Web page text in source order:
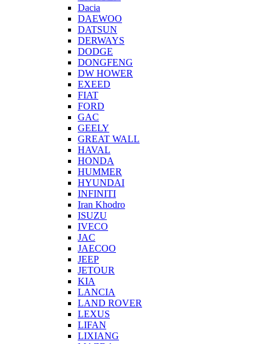
Dacia
DAEWOO
DATSUN
DERWAYS
DODGE
DONGFENG
DW HOWER
EXEED
FIAT
FORD
GAC
GEELY
GREAT WALL
HAVAL
HONDA
HUMMER
HYUNDAI
INFINITI
Iran Khodro
ISUZU
IVECO
JAC
JAECOO
JEEP
JETOUR
KIA
LANCIA
LAND ROVER
LEXUS
LIFAN
LIXIANG